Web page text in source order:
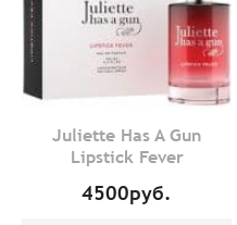
Juliette Has A Gun
Lipstick Fever
4500руб.